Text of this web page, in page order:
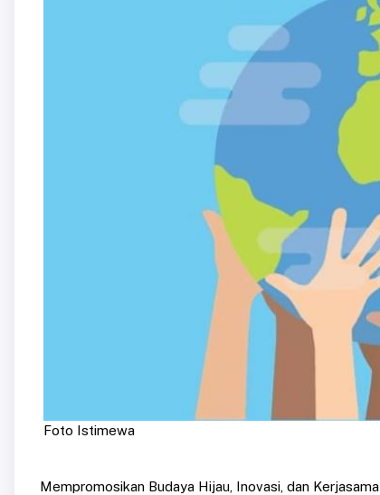
Foto Istimewa
Mempromosikan Budaya Hijau, Inovasi, dan Kerjasama